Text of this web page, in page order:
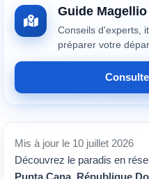
Guide Magellio
Conseils d'experts,
préparer votre
Mis à jour le 10 juillet 2026
Découvrez le paradis en
Punta Cana République